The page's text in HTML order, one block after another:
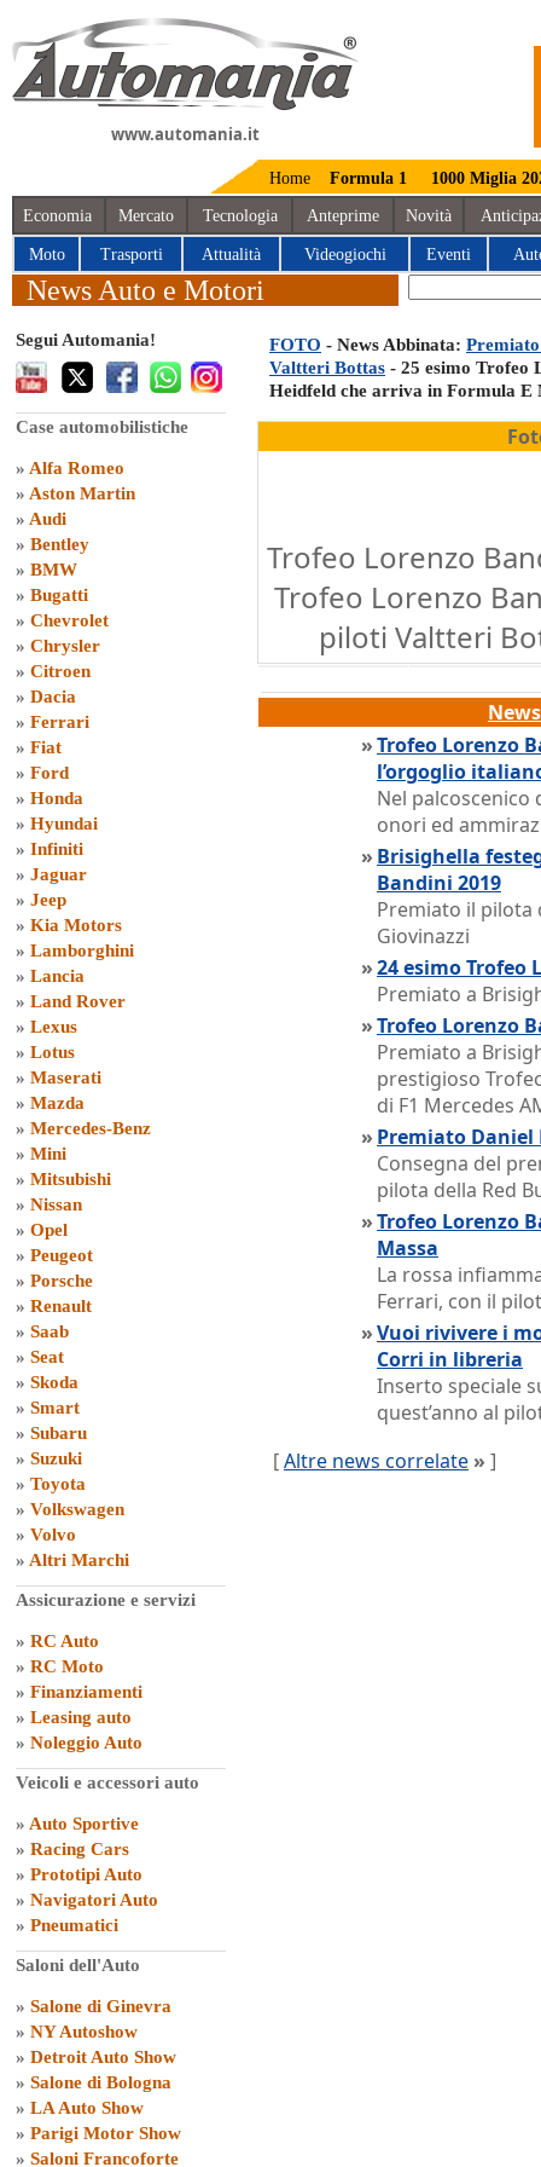
www.automania.it
Home Formula 1 1000 Miglia
Economia Mercato Tecnologia Anteprime Novità
Moto Trasporti Attualità Videogiochi Eventi
News Auto e Motori
Segui Automania!
Case automobilistiche
» Alfa Romeo
» Aston Martin
» Audi
» Bentley
» BMW
» Bugatti
» Chevrolet
» Chrysler
» Citroen
» Dacia
» Ferrari
» Fiat
» Ford
» Honda
» Hyundai
» Infiniti
» Jaguar
» Jeep
» Kia Motors
» Lamborghini
» Lancia
» Land Rover
» Lexus
» Lotus
» Maserati
» Mazda
» Mercedes-Benz
» Mini
» Mitsubishi
» Nissan
» Opel
» Peugeot
» Porsche
» Renault
» Saab
» Seat
» Skoda
» Smart
» Subaru
» Suzuki
» Toyota
» Volkswagen
» Volvo
» Altri Marchi
Assicurazione e servizi
» RC Auto
» RC Moto
» Finanziamenti
» Leasing auto
» Noleggio Auto
Veicoli e accessori auto
» Auto Sportive
» Racing Cars
» Prototipi Auto
» Navigatori Auto
» Pneumatici
Saloni dell'Auto
» Salone di Ginevra
» NY Autoshow
» Detroit Auto Show
» Salone di Bologna
» LA Auto Show
» Parigi Motor Show
» Saloni Francoforte
FOTO - News Abbinata:
Valtteri Bottas - 25 esimo Trofeo
Heidfeld che arriva in Formula E
Trofeo Lorenzo
Trofeo Lorenzo
piloti Valtteri
»Trofeo Lorenzo
l’orgoglio
Nel
onori ed
» Brisighella
Bandini 2019
Premiato il pilota
Giovinazzi
»24 esimo Trofeo
Premiato a
»Trofeo Lorenzo
Premiato a
prestigioso
di F1 Mercedes
» Premiato Daniel
Consegna del
pilota della Red
»Trofeo Lorenzo
Massa
La rossa
Ferrari, con il
»Vuoi rivivere i
Corri in libreria
Inserto speciale
quest’anno al
[Altre news correlate » ]